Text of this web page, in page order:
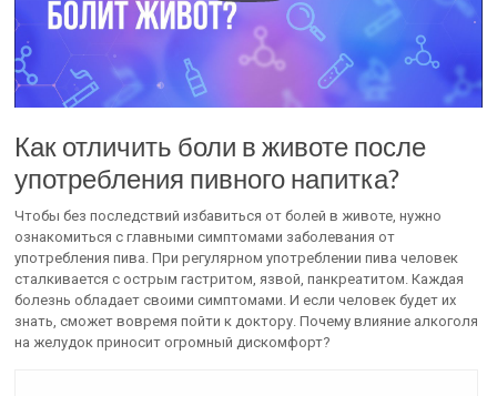
Как отличить боли в животе после
употребления пивного напитка?
Чтобы без последствий избавиться от болей в животе, нужно
ознакомиться с главными симптомами заболевания от
употребления пива. При регулярном употреблении пива человек
сталкивается с острым гастритом, язвой, панкреатитом. Каждая
болезнь обладает своими симптомами. И если человек будет их
знать, сможет вовремя пойти к доктору. Почему влияние алкоголя
на желудок приносит огромный дискомфорт?